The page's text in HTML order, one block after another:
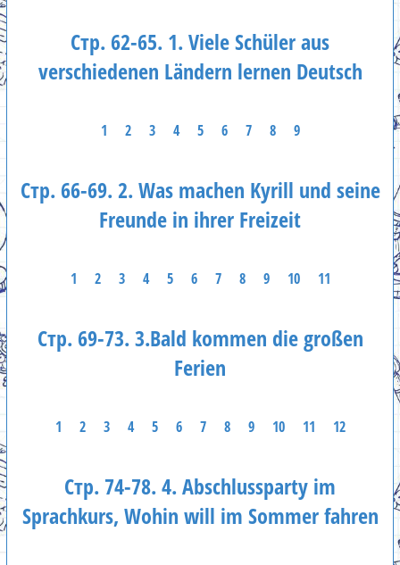
Стр. 62-65. 1. Viele Schüler aus
verschiedenen Ländern lernen Deutsch
1 2 3 4 5 6 7 8 9
Стр. 66-69. 2. Was machen Kyrill und seine
Freunde in ihrer Freizeit
1 2 3 4 5 6 7 8 9 10 11
Стр. 69-73. 3.Bald kommen die großen
Ferien
1 2 3 4 5 6 7 8 9 10 11 12
Стр. 74-78. 4. Abschlussparty im
Sprachkurs, Wohin will im Sommer fahren